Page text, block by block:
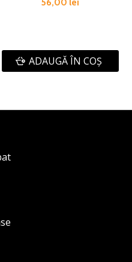
56,00 lei
ADAUGĂ ÎN COŞ